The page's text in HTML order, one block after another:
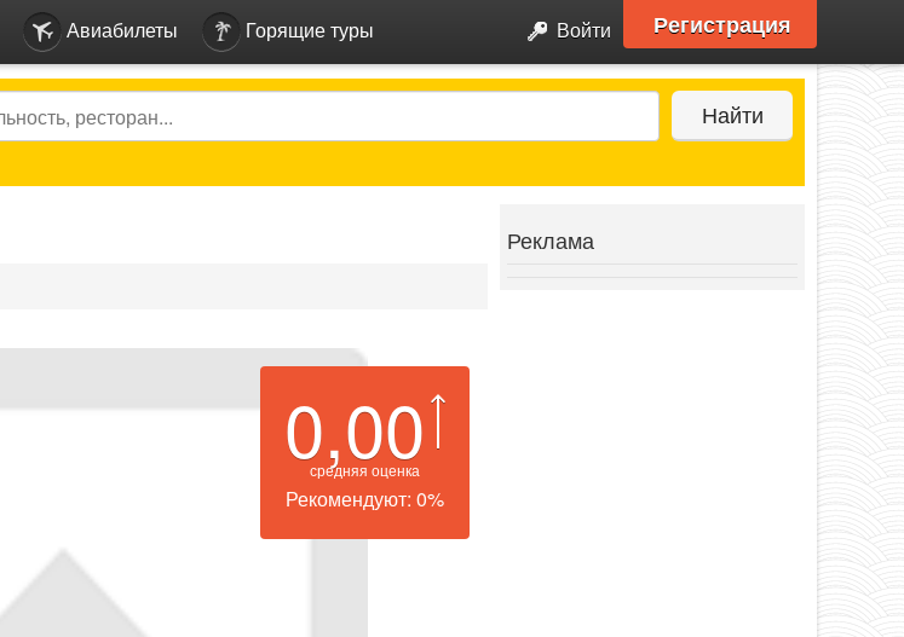
Авиабилеты Горящие туры Войти Регистрация
Найти
0,00
средняя оценка
Рекомендуют: 0%
Реклама